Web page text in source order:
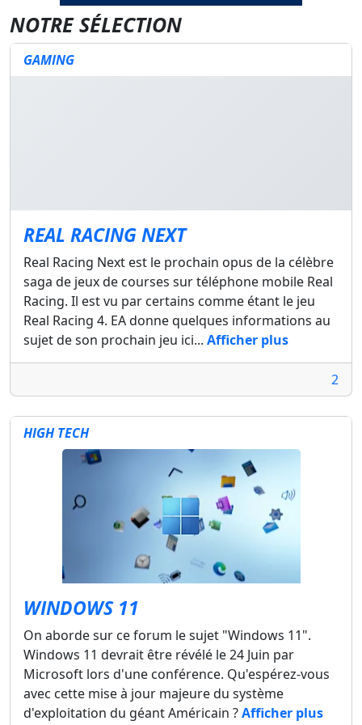
NOTRE SÉLECTION
GAMING
REAL RACING NEXT
Real Racing Next est le prochain opus de la célèbre
saga de jeux de courses sur téléphone mobile Real
Racing. Il est vu par certains comme étant le jeu
Real Racing 4. EA donne quelques informations au
sujet de son prochain jeu ici... Afficher plus
2
HIGH TECH
WINDOWS 11
On aborde sur ce forum le sujet "Windows 11".
Windows 11 devrait être révélé le 24 Juin par
Microsoft lors d'une conférence. Qu'espérez-vous
avec cette mise à jour majeure du système
d'exploitation du géant Américain ?Afficher plus